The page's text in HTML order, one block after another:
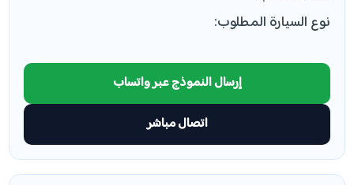
نوع السيارة المطلوب:
إرسال النموذج عبر واتساب
اتصال مباشر